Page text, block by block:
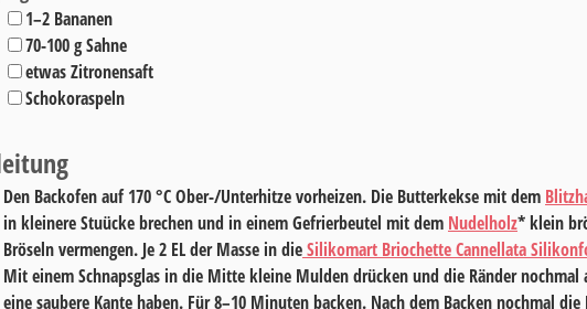
▢
1–2 Bananen
▢
70-100gSahne
▢
etwasZitronensaft
▢
Schokoraspeln
Den Backofen auf 170 °C Ober-/Unterhitze vorheizen. Die Butterkekse mit dem
in kleinere Stuücke brechen und in einem Gefrierbeutel mit dem Nudelholz* klein
Bröseln vermengen. Je 2 EL der Masse in dieSilikomart Briochette Cannellata
Mit einem Schnapsglas in die Mitte kleine Mulden drücken und die Ränder
eine saubere Kante haben. Für8–10 Minuten backen. Nach dem Backen nochmal